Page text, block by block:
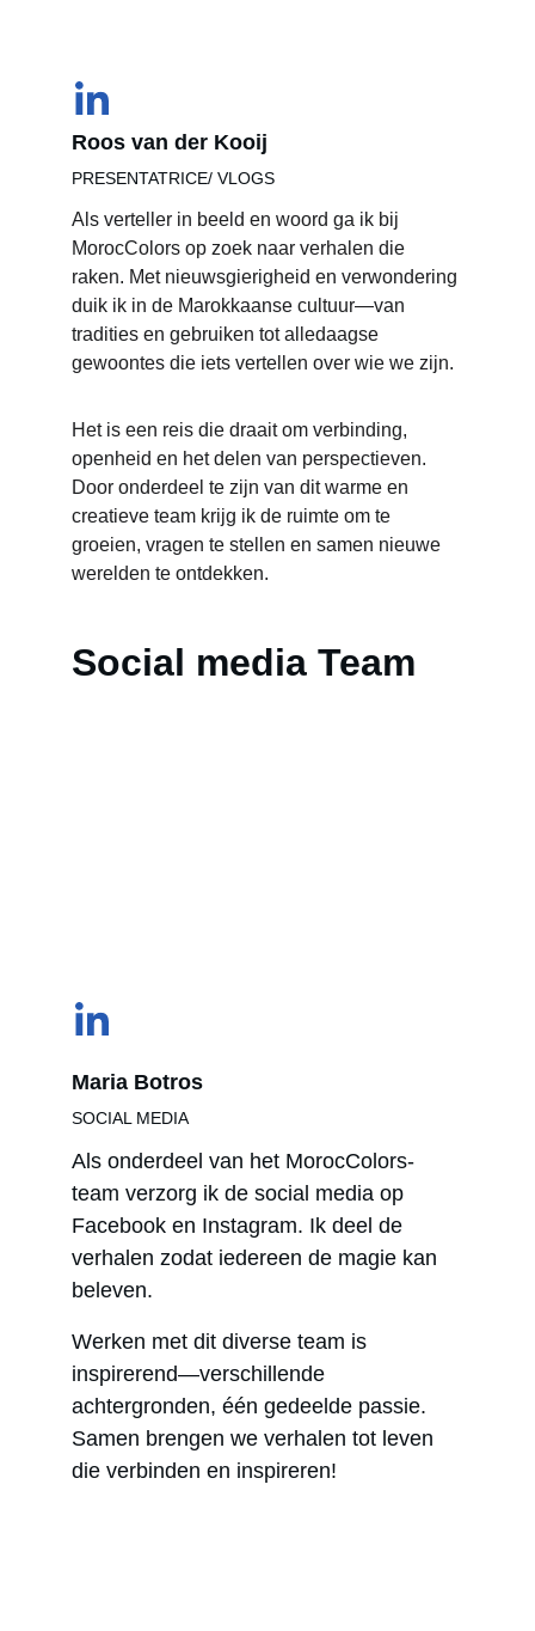
Roos van der Kooij
PRESENTATRICE/ VLOGS
Als verteller in beeld en woord ga ik bij
MorocColors op zoek naar verhalen die
raken. Met nieuwsgierigheid en verwondering
duik ik in de Marokkaanse cultuur—van
tradities en gebruiken tot alledaagse
gewoontes die iets vertellen over wie we zijn.
Het is een reis die draait om verbinding,
openheid en het delen van perspectieven.
Door onderdeel te zijn van dit warme en
creatieve team krijg ik de ruimte om te
groeien, vragen te stellen en samen nieuwe
werelden te ontdekken.
Maria Botros
SOCIAL MEDIA
Als onderdeel van het MorocColors-
team verzorg ik de social media op
Facebook en Instagram. Ik deel de
verhalen zodat iedereen de magie kan
beleven.
Werken met dit diverse team is
inspirerend—verschillende
achtergronden, één gedeelde passie.
Samen brengen we verhalen tot leven
die verbinden en inspireren!
Social media Team